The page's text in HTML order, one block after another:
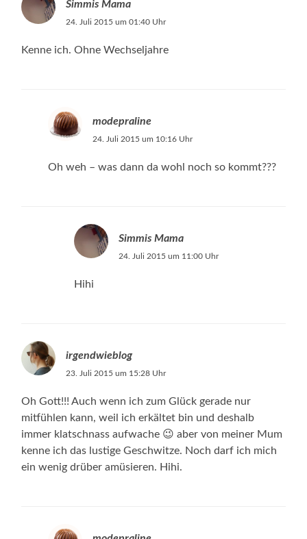
Simmis Mama
24. Juli 2015 um 01:40 Uhr
Kenne ich. Ohne Wechseljahre
modepraline
24. Juli 2015 um 10:16 Uhr
Oh weh – was dann da wohl noch so kommt???
Simmis Mama
24. Juli 2015 um 11:00 Uhr
Hihi
irgendwieblog
23. Juli 2015 um 15:28 Uhr
Oh Gott!!! Auch wenn ich zum Glück gerade nur
mitfühlen kann, weil ich erkältet bin und deshalb
immer klatschnass aufwache 😉 aber von meiner Mum
kenne ich das lustige Geschwitze. Noch darf ich mich
ein wenig drüber amüsieren. Hihi.